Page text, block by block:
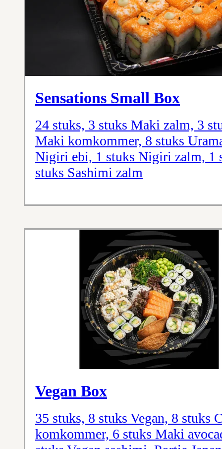
Sensations Small Box
24 stuks, 3 stuks Maki zalm, 3
Maki komkommer, 8 stuks
Nigiri ebi, 1 stuks Nigiri zalm, 1
stuks Sashimi zalm
Vegan Box
35 stuks, 8 stuks Vegan, 8 stuks
komkommer, 6 stuks Maki